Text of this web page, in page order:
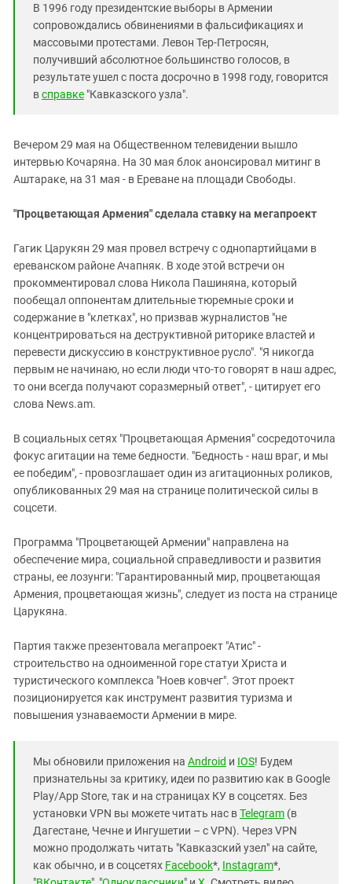
В 1996 году президентские выборы в Армении
сопровождались обвинениями в фальсификациях и
массовыми протестами. Левон Тер-Петросян,
получивший абсолютное большинство голосов, в
результате ушел с поста досрочно в 1998 году, говорится
всправке "Кавказского узла".
Вечером 29 мая на Общественном телевидении вышло
интервью Кочаряна. На 30 мая блок анонсировал митинг в
Аштараке, на 31 мая - в Ереване на площади Свободы.
"Процветающая Армения" сделала ставку на мегапроект
Гагик Царукян 29 мая провел встречу с однопартийцами в
ереванском районе Ачапняк. В ходе этой встречи он
прокомментировал слова Никола Пашиняна, который
пообещал оппонентам длительные тюремные сроки и
содержание в "клетках", но призвав журналистов "не
концентрироваться на деструктивной риторике властей и
перевести дискуссию в конструктивное русло". "Я никогда
первым не начинаю, но если люди что-то говорят в наш адрес,
то они всегда получают соразмерный ответ", - цитирует его
слова News.am.
В социальных сетях "Процветающая Армения" сосредоточила
фокус агитации на теме бедности. "Бедность - наш враг, и мы
ее победим", - провозглашает один из агитационных роликов,
опубликованных 29 мая на странице политической силы в
соцсети.
Программа "Процветающей Армении" направлена на
обеспечение мира, социальной справедливости и развития
страны, ее лозунги: "Гарантированный мир, процветающая
Армения, процветающая жизнь", следует из поста на странице
Царукяна.
Партия также презентовала мегапроект "Атис" -
строительство на одноименной горе статуи Христа и
туристического комплекса "Ноев ковчег". Этот проект
позиционируется как инструмент развития туризма и
повышения узнаваемости Армении в мире.
Мы обновили приложения на Android и IOS! Будем
признательны за критику, идеи по развитию как в Google
Play/App Store, так и на страницах КУ в соцсетях. Без
установки VPN вы можете читать нас вTelegram (в
Дагестане, Чечне и Ингушетии – с VPN). Через VPN
можно продолжать читать "Кавказский узел" на сайте,
как обычно, и в соцсетях Facebook*, Instagram*,